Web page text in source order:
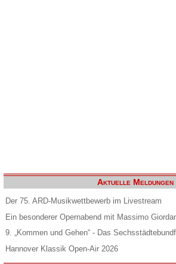
Aktuelle Meldungen
Der 75. ARD-Musikwettbewerb im Livestream
Ein besonderer Opernabend mit Massimo
9. „Kommen und Gehen“ - Das
Hannover Klassik Open-Air 2026